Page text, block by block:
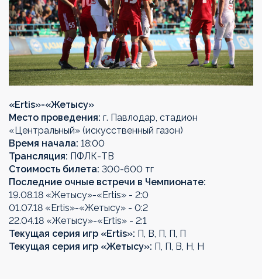
«Ertis»-«Жетысу»
Место проведения: г. Павлодар, стадион
«Центральный» (искусственный газон)
Время начала: 18:00
Трансляция: ПФЛК-ТВ
Стоимость билета: 300-600 тг
Последние очные встречи в Чемпионате:
19.08.18 «Жетысу»-«Ertis» - 2:0
01.07.18 «Ertis»-«Жетысу» - 0:2
22.04.18 «Жетысу»-«Ertis» - 2:1
Текущая серия игр «Ertis»: П, В, П, П, П
Текущая серия игр «Жетысу»: П, П, В, Н, Н